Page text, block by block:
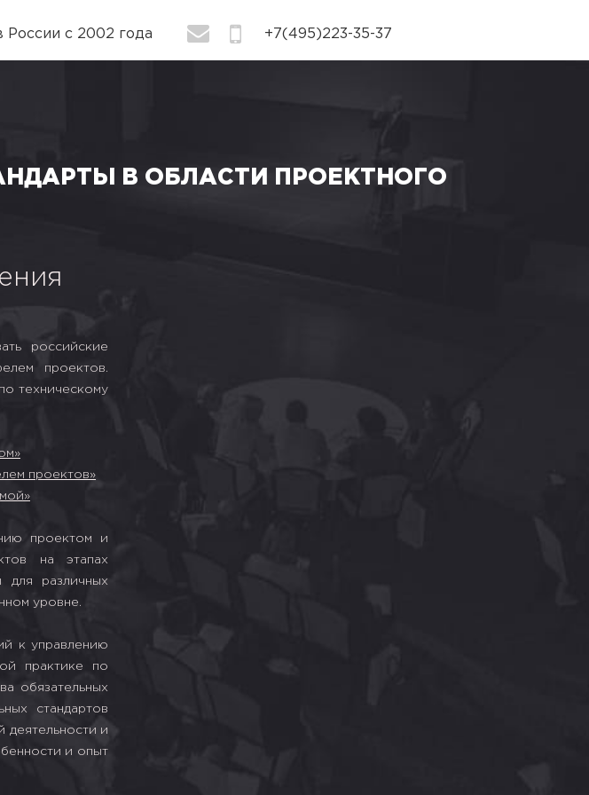
России с 2002 года info@bogdanov-associates.com
+7(495)223-35-37
В ОБЛАСТИ ПРОЕКТНОГО
российские
проектов.
техническому
проектов»
проектом и
на этапах
для различных
уровне.
к управлению
практике по
обязательных
стандартов
и
и опыт